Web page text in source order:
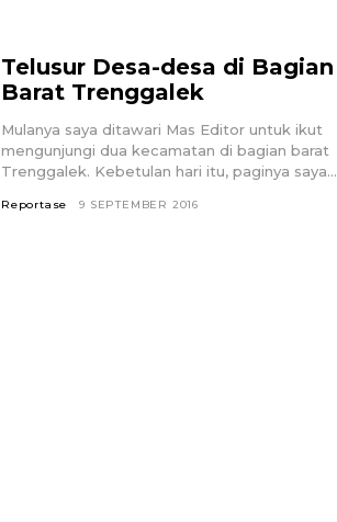
Telusur Desa-desa di Bagian
Barat Trenggalek
Mulanya saya ditawari Mas Editor untuk ikut
mengunjungi dua kecamatan di bagian barat
Trenggalek. Kebetulan hari itu, paginya saya...
Reportase 9 SEPTEMBER 2016